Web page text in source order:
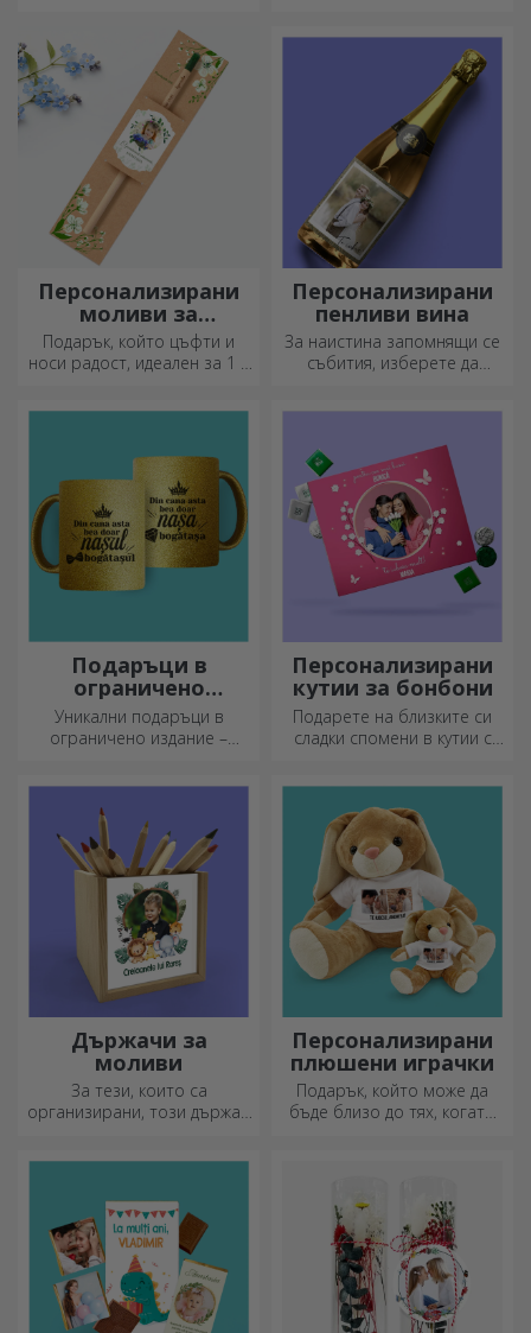
сервиране на готови
Персонализирани
моливи за
засаждане
Подарък, който цъфти и
носи радост, идеален за 1 и
Персонализирани
пенливи вина
За наистина запомнящи се
събития, изберете да
краен предел!
Подаръци в
ограничено
издание
Уникални подаръци в
ограничено издание –
Персонализирани
кутии за бонбони
Подарете на близките си
сладки спомени в кутии с
Държачи за
моливи
За тези, които са
организирани, този държач
Персонализирани
плюшени играчки
Подарък, който може да
бъде близо до тях, когато
за гушкане!